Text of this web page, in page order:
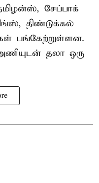
தமிழன்ஸ், சேப்பாக்
திண்டுக்கல்
பங்கேற்றுள்ளன.
தலா ஒரு